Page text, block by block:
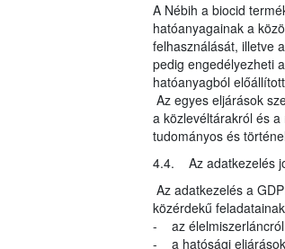
A Nébih a biocid
hatóanyagainak a
felhasználását, illetve
pedig engedélyezheti
hatóanyagból
Az egyes eljárások
a közlevéltárakról és
tudományos és
4.4. Az adatkezelés
Az adatkezelés a
közérdekű
- az élelmiszerláncról
- a hatósági eljárások